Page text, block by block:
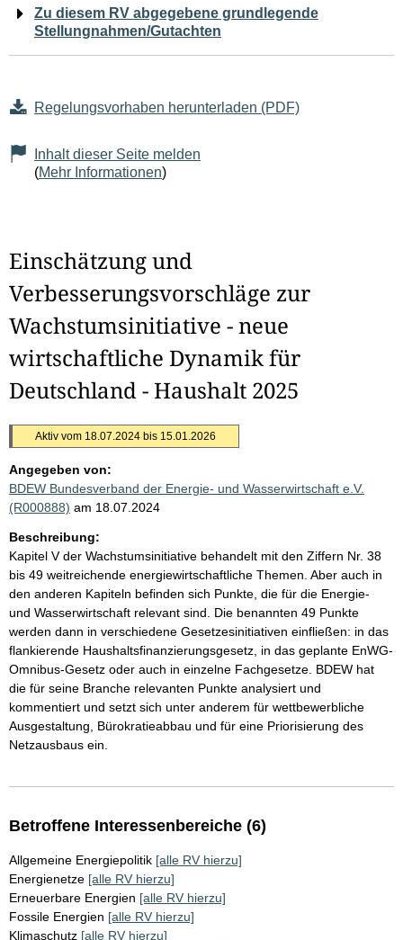
Zu diesem RV abgegebene grundlegende
Stellungnahmen/Gutachten
Regelungsvorhaben herunterladen (PDF)
Inhalt dieser Seite melden
(Mehr Informationen)
Einschätzung und
Verbesserungsvorschläge zur
Wachstumsinitiative - neue
wirtschaftliche Dynamik für
Deutschland - Haushalt 2025
Aktiv vom 18.07.2024 bis 15.01.2026
Angegeben von:
BDEW Bundesverband der Energie- und Wasserwirtschaft e.V.
(R000888) am 18.07.2024
Beschreibung:
Kapitel V der Wachstumsinitiative behandelt mit den Ziffern Nr. 38
bis 49 weitreichende energiewirtschaftliche Themen. Aber auch in
den anderen Kapiteln befinden sich Punkte, die für die Energie-
und Wasserwirtschaft relevant sind. Die benannten 49 Punkte
werden dann in verschiedene Gesetzesinitiativen einfließen: in das
flankierende Haushaltsfinanzierungsgesetz, in das geplante EnWG-
Omnibus-Gesetz oder auch in einzelne Fachgesetze. BDEW hat
die für seine Branche relevanten Punkte analysiert und
kommentiert und setzt sich unter anderem für wettbewerbliche
Ausgestaltung, Bürokratieabbau und für eine Priorisierung des
Netzausbaus ein.
Betroffene Interessenbereiche (6)
Allgemeine Energiepolitik [alle RV hierzu]
Energienetze [alle RV hierzu]
Erneuerbare Energien [alle RV hierzu]
Fossile Energien [alle RV hierzu]
Klimaschutz [alle RV hierzu]